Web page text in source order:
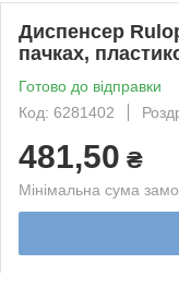
Диспенсер
пачках,
Готово до відправки
Код: 6281402
481,50 ₴
Мінімальна сума